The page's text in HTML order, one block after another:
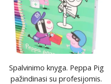
Spalvinimo knyga. Peppa Pig
pažindinasi su profesijomis.